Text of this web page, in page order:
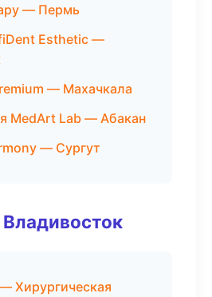
— Пермь
Esthetic —
— Махачкала
MedArt Lab — Абакан
— Сургут
Хирургическая